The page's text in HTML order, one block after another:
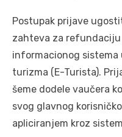
Postupak prijave
zahteva za refundaciju
informacionog
turizma (E-Turista).
šeme dodele vaučera
svog glavnog
apliciranjem kroz